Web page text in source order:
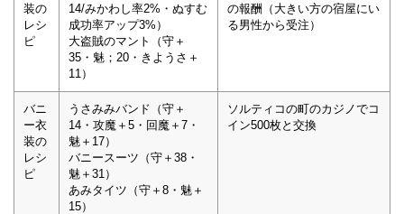
装の
レシ
ピ
14/みかわし率2%・ぬすむ
成功率アップ3%）
大盗賊のマント（守＋
35・魅；20・きようさ＋
11）
の報酬（大きい方の宿屋にい
る男性から受注）
バニ
ー衣
装の
レシ
ピ
うさみみバンド（守＋
14・攻魔＋5・回魔＋7・
魅＋17）
バニースーツ（守＋38・
魅＋31）
あみタイツ（守＋8・魅＋
15）
ソルティコの町のカジノでコ
イン500枚と交換